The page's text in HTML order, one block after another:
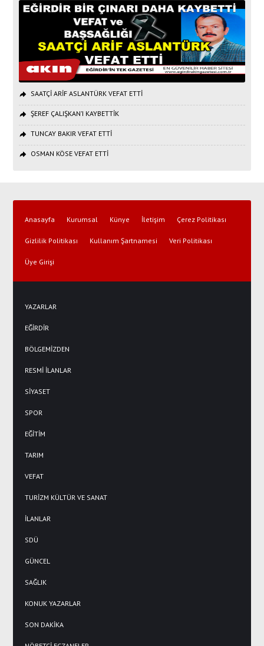
SAATÇİ ARİF ASLANTÜRK VEFAT ETTİ
ŞEREF ÇALIŞKAN’I KAYBETTİK
TUNCAY BAKIR VEFAT ETTİ
OSMAN KÖSE VEFAT ETTİ
Anasayfa Kurumsal Künye İletişim Çerez Politikası
Gizlilik Politikası Kullanım Şartnamesi Veri Politikası
Üye Girişi
YAZARLAR
EĞİRDİR
BÖLGEMİZDEN
RESMİ İLANLAR
SİYASET
SPOR
EĞİTİM
TARIM
VEFAT
TURİZM KÜLTÜR VE SANAT
İLANLAR
SDÜ
GÜNCEL
SAĞLIK
KONUK YAZARLAR
SON DAKİKA